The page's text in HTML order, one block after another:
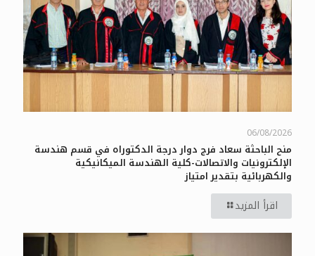
06/08/2026
منح الباحثة سعاد فرج دوار درجة الدكتوراه في قسم هندسة
الإلكترونيات والاتصالات-كلية الهندسة الميكانيكية
والكهربائية بتقدير امتياز
اقرأ المزيد